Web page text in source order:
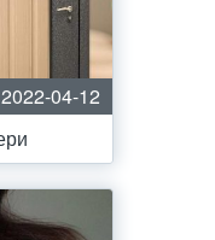
2022-04-12